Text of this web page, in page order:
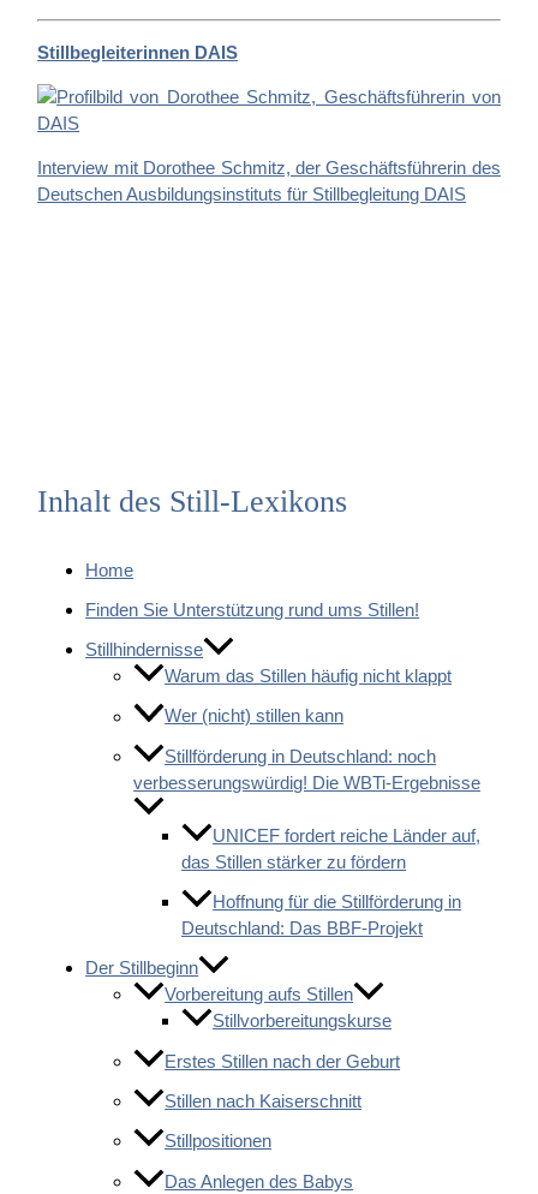
Stillbegleiterinnen DAIS
Interview mit Dorothee Schmitz, der Geschäftsführerin des
Deutschen Ausbildungsinstituts für Stillbegleitung DAIS
Inhalt des Still-Lexikons
Home
Finden Sie Unterstützung rund ums Stillen!
Stillhindernisse
Warum das Stillen häufig nicht klappt
Wer (nicht) stillen kann
Stillförderung in Deutschland: noch
verbesserungswürdig! Die WBTi-Ergebnisse
UNICEF fordert reiche Länder auf,
das Stillen stärker zu fördern
Hoffnung für die Stillförderung in
Deutschland: Das BBF-Projekt
Der Stillbeginn
Vorbereitung aufs Stillen
Stillvorbereitungskurse
Erstes Stillen nach der Geburt
Stillen nach Kaiserschnitt
Stillpositionen
Das Anlegen des Babys